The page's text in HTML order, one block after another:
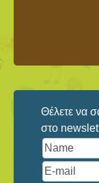
Θέλετε να
στο